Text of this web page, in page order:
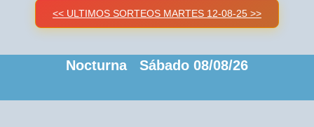
<< ULTIMOS SORTEOS MARTES 12-08-25 >>
Nocturna Sábado 08/08/26